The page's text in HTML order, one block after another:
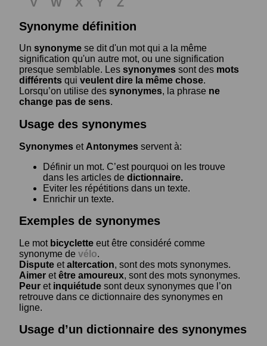
Synonyme définition
Un synonyme se dit d'un mot qui a la même
signification qu'un autre mot, ou une signification
presque semblable. Les synonymes sont des mots
différents qui veulent dire la même chose.
Lorsqu’on utilise des synonymes, la phrase ne
change pas de sens.
Usage des synonymes
Synonymes et Antonymes servent à:
Définir un mot. C’est pourquoi on les trouve
dans les articles de dictionnaire.
Eviter les répétitions dans un texte.
Enrichir un texte.
Exemples de synonymes
Le mot bicyclette eut être considéré comme
synonyme de vélo.
Dispute etaltercation, sont des mots synonymes.
Aimer etêtre amoureux, sont des mots synonymes.
Peur et inquiétude sont deux synonymes que l’on
retrouve dans ce dictionnaire des synonymes en
ligne.
Usage d’un dictionnaire des synonymes